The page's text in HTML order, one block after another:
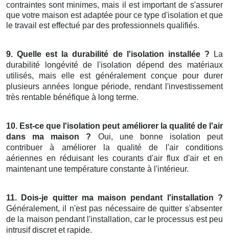
contraintes sont minimes, mais il est important de s'assurer
que votre maison est adaptée pour ce type d'isolation et que
le travail est effectué par des professionnels qualifiés.
9. Quelle est la durabilité de l'isolation installée ? La
durabilité longévité de l'isolation dépend des matériaux
utilisés, mais elle est généralement conçue pour durer
plusieurs années longue période, rendant l'investissement
très rentable bénéfique à long terme.
10. Est-ce que l'isolation peut améliorer la qualité de l'air
dans ma maison ? Oui, une bonne isolation peut
contribuer à améliorer la qualité de l'air conditions
aériennes en réduisant les courants d'air flux d'air et en
maintenant une température constante à l'intérieur.
11. Dois-je quitter ma maison pendant l'installation ?
Généralement, il n'est pas nécessaire de quitter s'absenter
de la maison pendant l'installation, car le processus est peu
intrusif discret et rapide.